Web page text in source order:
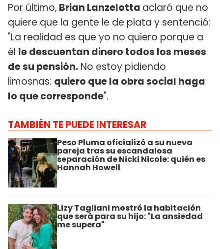
Por último, Brian Lanzelotta aclaró que no
quiere que la gente le de plata y sentenció:
"La realidad es que yo no quiero porque a
él le descuentan dinero todos los meses
de su pensión. No estoy pidiendo
limosnas: quiero que la obra social haga
lo que corresponde".
TAMBIÉN TE PUEDE INTERESAR
Peso Pluma oficializó a su nueva
pareja tras su escandalosa
separación de Nicki Nicole: quién es
Hannah Howell
Lizy Tagliani mostró la habitación
que será para su hijo: "La ansiedad
me supera"